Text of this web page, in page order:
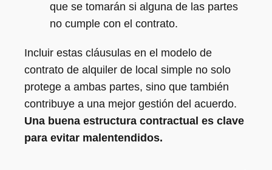
que se tomarán si alguna de las partes
no cumple con el contrato.
Incluir estas cláusulas en el modelo de
contrato de alquiler de local simple no solo
protege a ambas partes, sino que también
contribuye a una mejor gestión del acuerdo.
Una buena estructura contractual es clave
para evitar malentendidos.